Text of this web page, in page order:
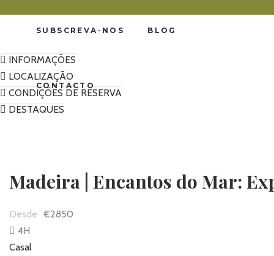
SUBSCREVA-NOS BLOG
CONTACTO
INFORMAÇÕES
LOCALIZAÇÃO
CONDIÇÕES DE RESERVA
DESTAQUES
Madeira | Encantos do Mar:
€2850
4H
Casal